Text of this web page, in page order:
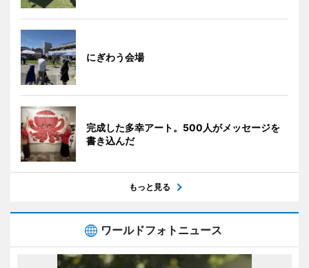
にぎわう会場
完成した多幸アート。500人がメッセージを
書き込んだ
もっと見る
ワールドフォトニュース